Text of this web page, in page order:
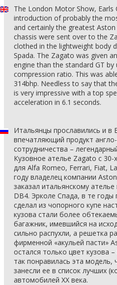
The London Motor Show, Earls
introduction of probably the
and certainly the greatest
chassis were sent over to the
clothed in the lightweight body
Spada. The Zagato was given
engine than the standard GT by
compression ratio. This was
314bhp. Needless to say that
is very impressive with a top
acceleration in 6.1 seconds.
Итальянцы прославились и в
впечатляющий продукт
сотрудничества –
Кузовное ателье Zagato с 30-
для Alfa Romeo, Ferrari, Fiat,
году владелец компании
заказал итальянскому
DB4. Эрколе Спада, в те годы
сделал из чопорного купе
кузова стали более
багажник, имевшийся на
сильно распухли, а решетка
фирменной «акульей пасти»
остался только цвет кузова
так понравилась эта
занесли ее в список лучших
автомобилей ХХ века.